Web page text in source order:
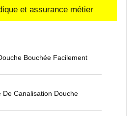
et assurance métier
Bouchée Facilement
De Canalisation Douche